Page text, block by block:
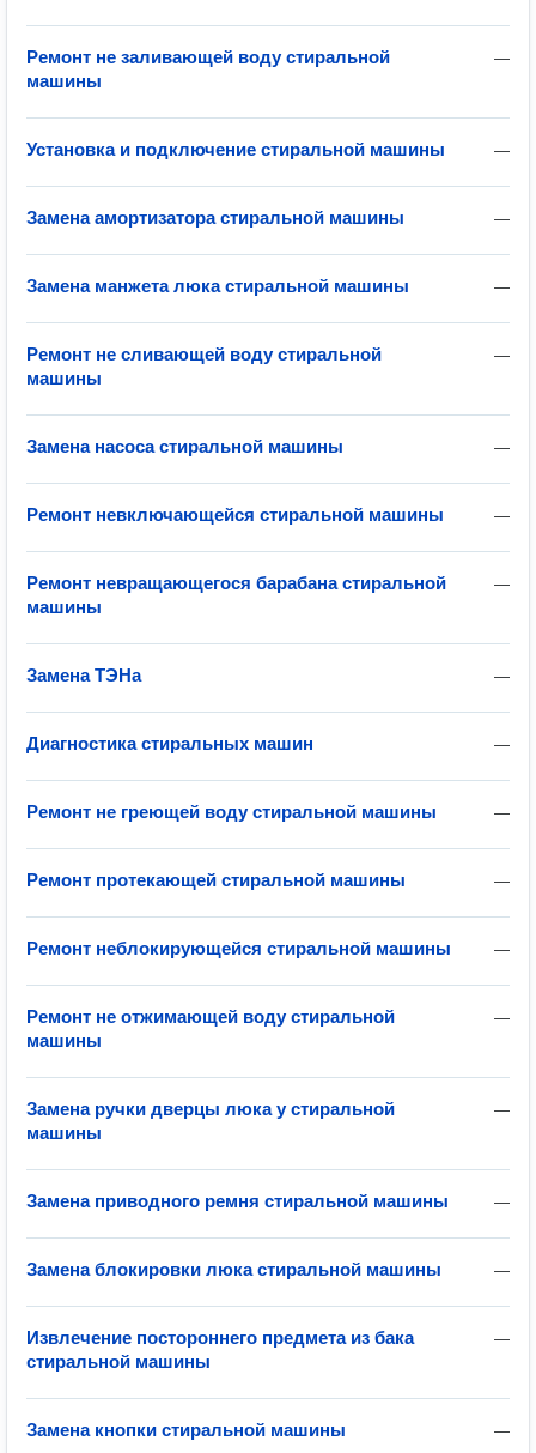
—
Ремонт не заливающей воду стиральной
машины
—
Установка и подключение стиральной машины
—
Замена амортизатора стиральной машины
—
Замена манжета люка стиральной машины
—
Ремонт не сливающей воду стиральной
машины
—
Замена насоса стиральной машины
—
Ремонт невключающейся стиральной машины
—
Ремонт невращающегося барабана стиральной
машины
—
Замена ТЭНа
—
Диагностика стиральных машин
—
Ремонт не греющей воду стиральной машины
—
Ремонт протекающей стиральной машины
—
Ремонт неблокирующейся стиральной машины
—
Ремонт не отжимающей воду стиральной
машины
—
Замена ручки дверцы люка у стиральной
машины
—
Замена приводного ремня стиральной машины
—
Замена блокировки люка стиральной машины
—
Извлечение постороннего предмета из бака
стиральной машины
—
Замена кнопки стиральной машины